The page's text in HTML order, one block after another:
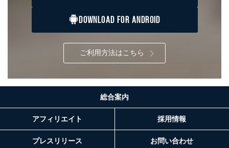
DOWNLOAD FOR ANDROID
ご利用方法はこちら
総合案内
アフィリエイト 採用情報
プレスリリース お問い合わせ